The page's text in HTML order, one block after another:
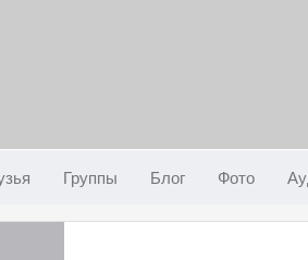
Группы Блог Фото